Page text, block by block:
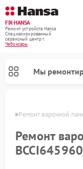
FIX-HANSA
Ремонт устройств Hansa
Специализированный
cервисный центр г.
Чебоксары
Мы
Ремонт варочной
Ремонт